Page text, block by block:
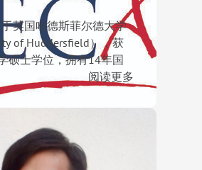
女子学院（Cheltenham
）、唐屋中学
House School）、博耐顿
School）等世界知
始终致力于帮助每一位学
合自己的成长道路，实现
英国哈德斯菲尔德大学
of Huddersfield），获
硕士学位，拥有14年国
学规划经验。多年来，她
阶段升学指导，累计帮助
家庭成功申请美国、英
及瑞士等国家的优质学
教育体系、课程设置及招
深入理解。
阅读更多